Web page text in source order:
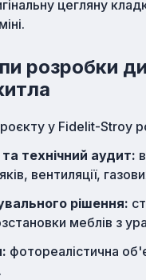
цегляну
розробки
у Fidelit-Stroy
технічний аудит:
вентиляції,
рішення:
меблів з
фотореалістична